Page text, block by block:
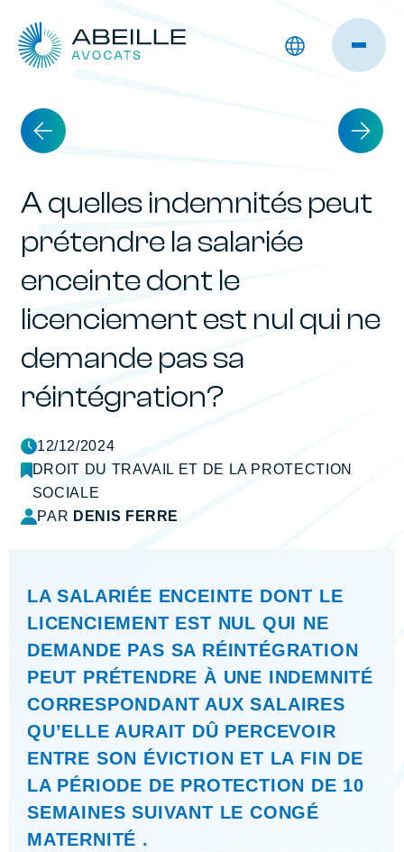
A quelles indemnités peut
prétendre la salariée
enceinte dont le
licenciement est nul qui ne
demande pas sa
réintégration?
12/12/2024
DROIT DU TRAVAIL ET DE LA PROTECTION
SOCIALE
PAR DENIS FERRE
LA SALARIÉE ENCEINTE DONT LE
LICENCIEMENT EST NUL QUI NE
DEMANDE PAS SA RÉINTÉGRATION
PEUT PRÉTENDRE À UNE INDEMNITÉ
CORRESPONDANT AUX SALAIRES
QU’ELLE AURAIT DÛ PERCEVOIR
ENTRE SON ÉVICTION ET LA FIN DE
LA PÉRIODE DE PROTECTION DE 10
SEMAINES SUIVANT LE CONGÉ
MATERNITÉ .